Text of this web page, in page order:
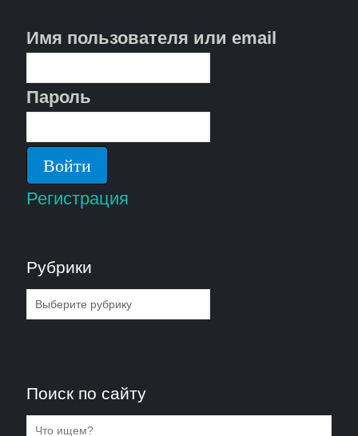
Имя пользователя или email
Пароль
Регистрация
Рубрики
Рубрики
Поиск по сайту